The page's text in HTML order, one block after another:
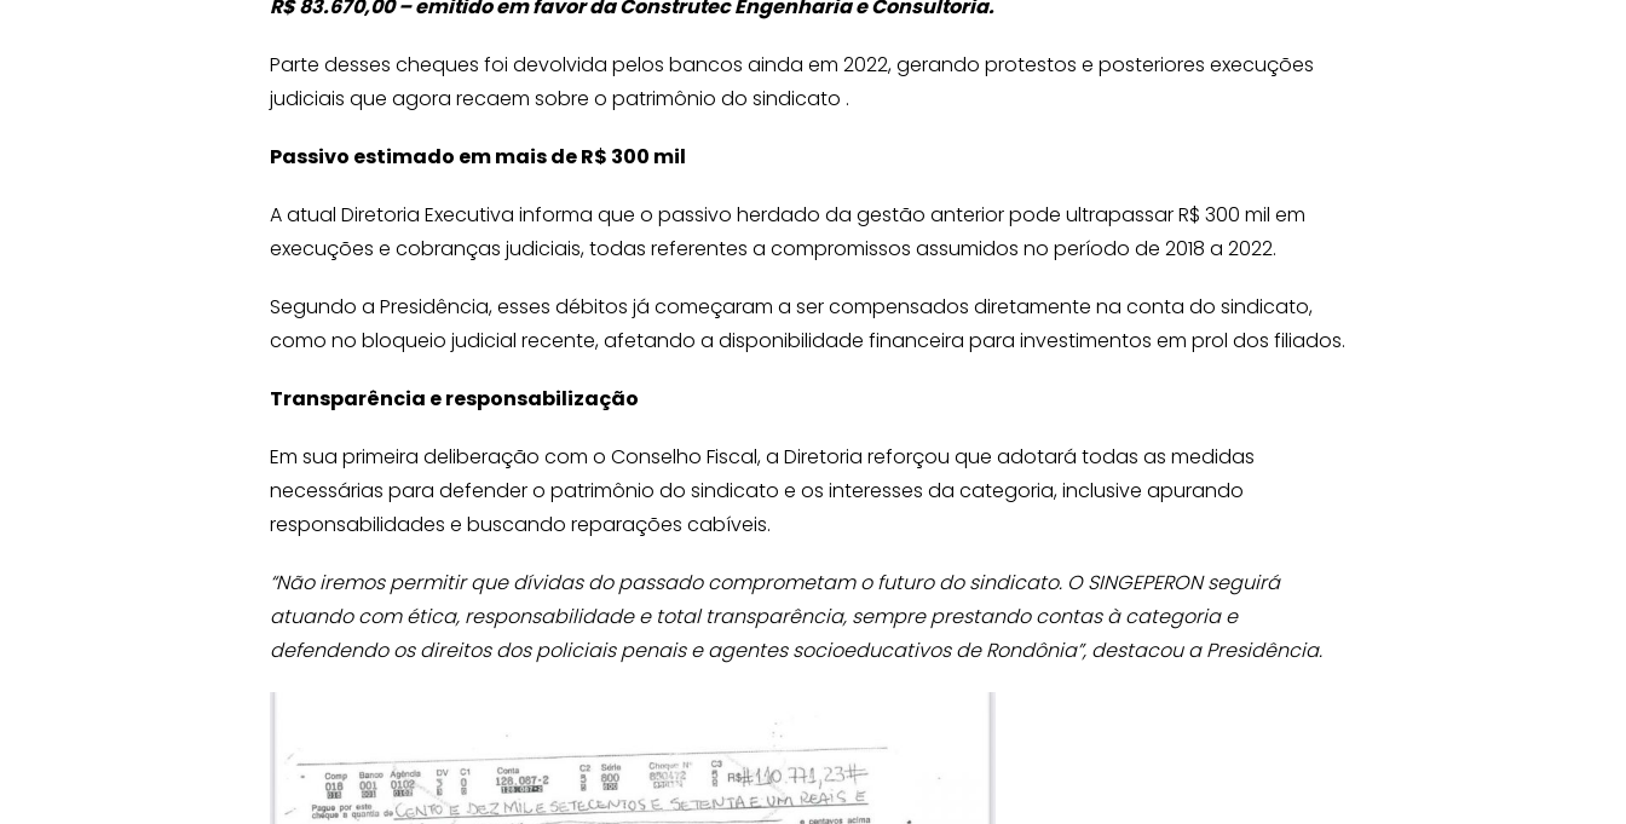
R$ 83.670,00 – emitido em favor da Construtec Engenharia e Consultoria.
Parte desses cheques foi devolvida pelos bancos ainda em 2022, gerando protestos e posteriores execuções
judiciais que agora recaem sobre o patrimônio do sindicato .
Passivo estimado em mais de R$ 300 mil
A atual Diretoria Executiva informa que o passivo herdado da gestão anterior pode ultrapassar R$ 300 mil em
execuções e cobranças judiciais, todas referentes a compromissos assumidos no período de 2018 a 2022.
Segundo a Presidência, esses débitos já começaram a ser compensados diretamente na conta do sindicato,
como no bloqueio judicial recente, afetando a disponibilidade financeira para investimentos em prol dos filiados.
Transparência e responsabilização
Em sua primeira deliberação com o Conselho Fiscal, a Diretoria reforçou que adotará todas as medidas
necessárias para defender o patrimônio do sindicato e os interesses da categoria, inclusive apurando
responsabilidades e buscando reparações cabíveis.
“Não iremos permitir que dívidas do passado comprometam o futuro do sindicato. O SINGEPERON seguirá
atuando com ética, responsabilidade e total transparência, sempre prestando contas à categoria e
defendendo os direitos dos policiais penais e agentes socioeducativos de Rondônia”, destacou a Presidência.